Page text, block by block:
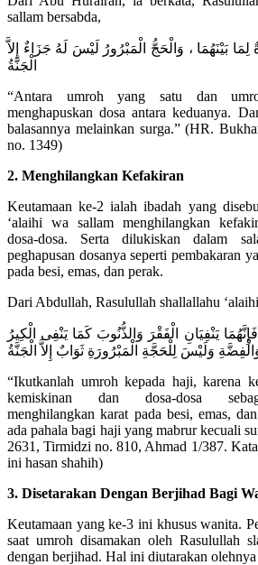
sallam bersabda,
لِمَا بَيْنَهُمَا ، وَالْحَجُّ الْمَبْرُورُ لَيْسَ لَهُ جَزَاءٌ إِلاَّ
الْجَنَّةُ
“Antara umroh yang satu dan
menghapuskan dosa antara keduanya.
balasannya melainkan surga.” (HR.
no. 1349)
2. Menghilangkan Kefakiran
Keutamaan ke-2 ialah ibadah yang
‘alaihi wa sallam menghilangkan
dosa-dosa. Serta dilukiskan dalam
peghapusan dosanya seperti pembakaran
pada besi, emas, dan perak.
Dari Abdullah, Rasulullah shallallahu
يَنْفِيَانِ الْفَقْرَ وَالذُّنُوبَ كَمَا يَنْفِى الْكِيرُ
وَلَيْسَ لِلْحَجَّةِ الْمَبْرُورَةِ ثَوَابٌ إِلاَّ الْجَنَّةُ
“Ikutkanlah umroh kepada haji, karena
kemiskinan dan dosa-dosa
menghilangkan karat pada besi, emas,
ada pahala bagi haji yang mabrur kecuali
2631, Tirmidzi no. 810, Ahmad 1/387.
ini hasan shahih)
3. Disetarakan Dengan Berjihad Bagi
Keutamaan yang ke-3 ini khusus wanita.
saat umroh disamakan oleh Rasulullah
dengan berjihad. Hal ini diutarakan